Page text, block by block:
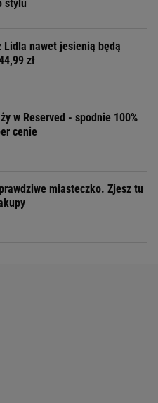
stylu
Lidla nawet jesienią będą
zł
w Reserved - spodnie 100%
cenie
miasteczko. Zjesz tu